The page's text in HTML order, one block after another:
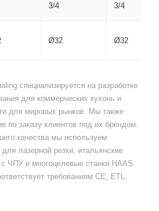
3/4 3/4
Ø32 Ø32
специализируется на разработке
для коммерческих кухонь и
для мировых рынков. Мы также
по заказу клиентов под их брендом.
качества мы используем
лазерной резки, итальянские
ЧПУ и многоцелевые станки HAAS.
требованиям CE, ETL,